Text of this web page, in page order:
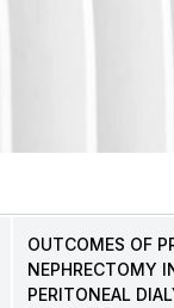
OUTCOMES OF
NEPHRECTOMY
PERITONEAL